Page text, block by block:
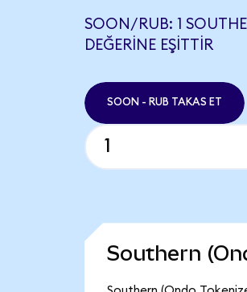
SOON/RUB: 1
DEĞERINE EŞITTIR
SOON - RUB TAKAS ET
Southern